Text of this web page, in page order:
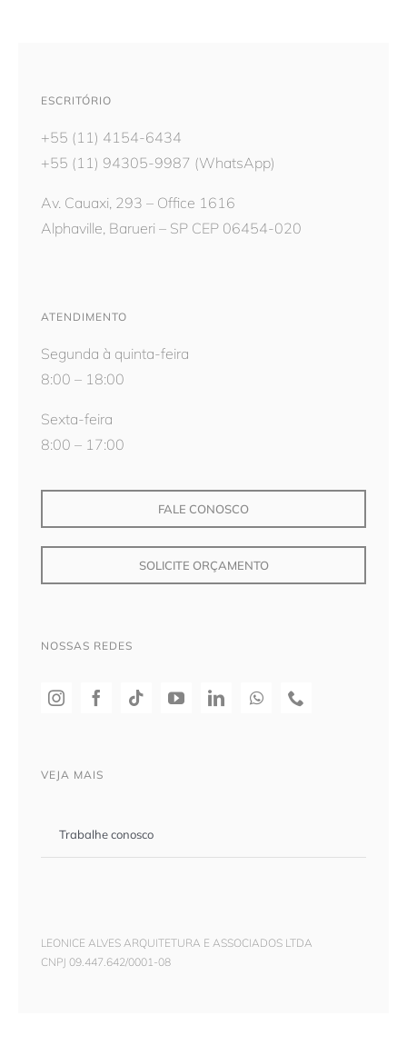
ESCRITÓRIO
+55 (11) 4154-6434
+55 (11) 94305-9987 (WhatsApp)
Av. Cauaxi, 293 – Office 1616
Alphaville, Barueri – SP CEP 06454-020
ATENDIMENTO
Segunda à quinta-feira
8:00 – 18:00
Sexta-feira
8:00 – 17:00
FALE CONOSCO
SOLICITE ORÇAMENTO
NOSSAS REDES
VEJA MAIS
Trabalhe conosco
LEONICE ALVES ARQUITETURA E ASSOCIADOS LTDA
CNPJ 09.447.642/0001-08